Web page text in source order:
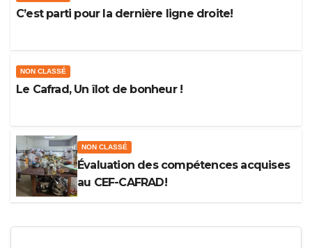
C’est parti pour la dernière ligne droite!
NON CLASSÉ
Le Cafrad, Un îlot de bonheur !
NON CLASSÉ
Évaluation des compétences acquises
au CEF-CAFRAD!